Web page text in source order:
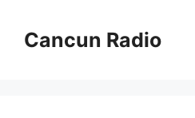
contentCancun Radio